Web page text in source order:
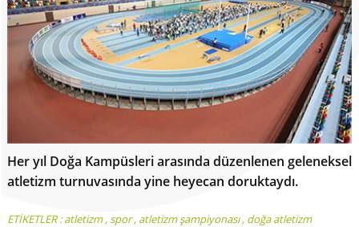
Her yıl Doğa Kampüsleri arasında düzenlenen geleneksel
atletizm turnuvasında yine heyecan doruktaydı.
ETİKETLER :atletizm,spor, atletizm şampiyonası, doğa atletizm